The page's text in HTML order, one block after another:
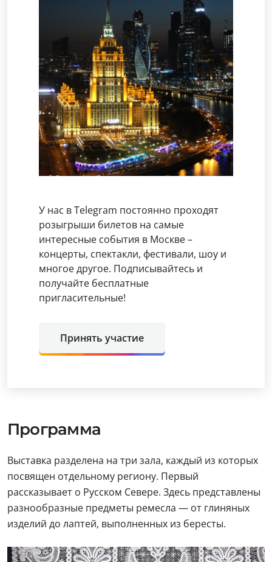
У нас в Telegram постоянно проходят
розыгрыши билетов на самые
интересные события в Москве –
концерты, спектакли, фестивали, шоу и
многое другое. Подписывайтесь и
получайте бесплатные
пригласительные!
Принять участие
Программа
Выставка разделена на три зала, каждый из которых
посвящен отдельному региону. Первый
рассказывает о Русском Севере. Здесь представлены
разнообразные предметы ремесла — от глиняных
изделий до лаптей, выполненных из бересты.